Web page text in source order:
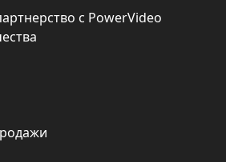
с PowerVideo